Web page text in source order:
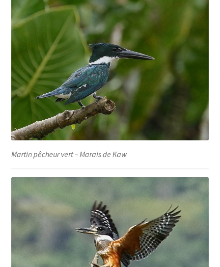
Martin pêcheur vert – Marais de Kaw